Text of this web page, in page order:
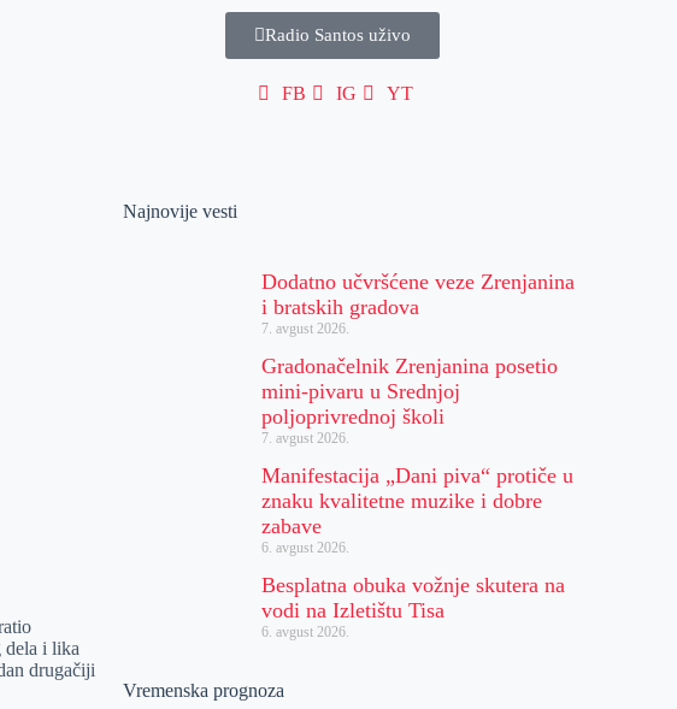
Radio Santos uživo
FB IG YT
dela i lika
drugačiji
Najnovije vesti
Dodatno učvršćene veze Zrenjanina
i bratskih gradova
7. avgust 2026.
Gradonačelnik Zrenjanina posetio
mini-pivaru u Srednjoj
poljoprivrednoj školi
7. avgust 2026.
Manifestacija „Dani piva“ protiče u
znaku kvalitetne muzike i dobre
zabave
6. avgust 2026.
Besplatna obuka vožnje skutera na
vodi na Izletištu Tisa
6. avgust 2026.
Vremenska prognoza